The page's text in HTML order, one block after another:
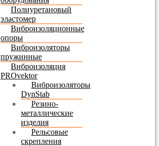
Полиуретановый
эластомер
Виброизоляционные
опоры
Виброизоляторы
пружинные
Виброизоляция
PROvektor
Виброизоляторы
DynStab
Резино-
металлические
изделия
Рельсовые
скрепления